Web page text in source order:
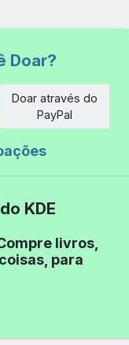
Doar?
Doar através do
PayPal
KDE
livros,
para